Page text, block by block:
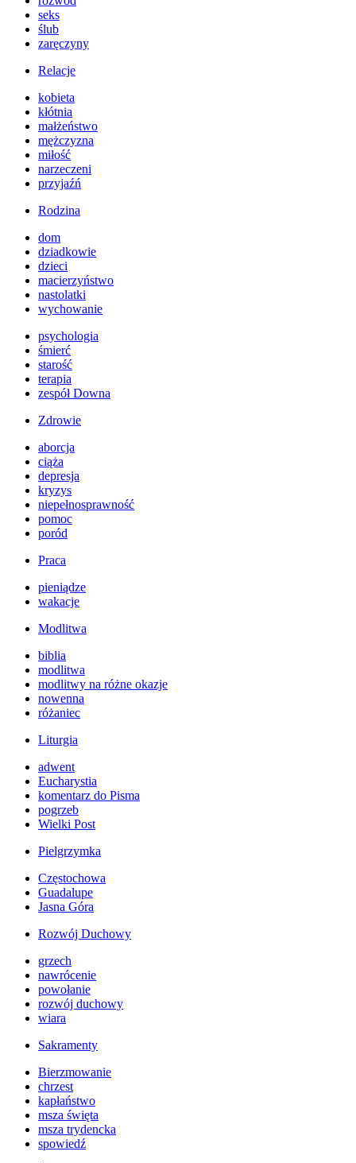
seks
ślub
zaręczyny
Relacje
kobieta
kłótnia
małżeństwo
mężczyzna
miłość
narzeczeni
przyjaźń
Rodzina
dom
dziadkowie
dzieci
macierzyństwo
nastolatki
wychowanie
psychologia
śmierć
starość
terapia
zespół Downa
Zdrowie
aborcja
ciąża
depresja
kryzys
niepełnosprawność
pomoc
poród
Praca
pieniądze
wakacje
Modlitwa
biblia
modlitwa
modlitwy na różne okazje
nowenna
różaniec
Liturgia
adwent
Eucharystia
komentarz do Pisma
pogrzeb
Wielki Post
Pielgrzymka
Częstochowa
Guadalupe
Jasna Góra
Rozwój Duchowy
grzech
nawrócenie
powołanie
rozwój duchowy
wiara
Sakramenty
Bierzmowanie
chrzest
kapłaństwo
msza święta
msza trydencka
spowiedź